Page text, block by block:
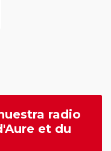
radio
et du